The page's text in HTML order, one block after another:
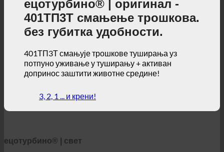
ецотурбино® | оригинал -
401ТП3Т смањење трошкова.
без губитка удобности.
401ТП3Т смањује трошкове туширања уз
потпуно уживање у туширању + активан
допринос заштити животне средине!
3, 2, 1 ... и крени!
ецотурбино® | свет